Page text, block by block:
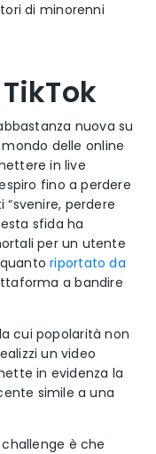
di minorenni
nuova su
delle online
in live
fino a perdere
perdere
sfida ha
per un utente
quantoriportato da
a bandire
cui popolarità non
un video
in evidenza la
simile a una
è che